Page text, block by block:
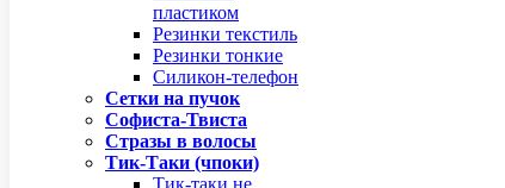
пластиком
Резинки текстиль
Резинки тонкие
Силикон-телефон
Сетки на пучок
Софиста-Твиста
Стразы в волосы
Тик-Таки (чпоки)
Тик-таки не